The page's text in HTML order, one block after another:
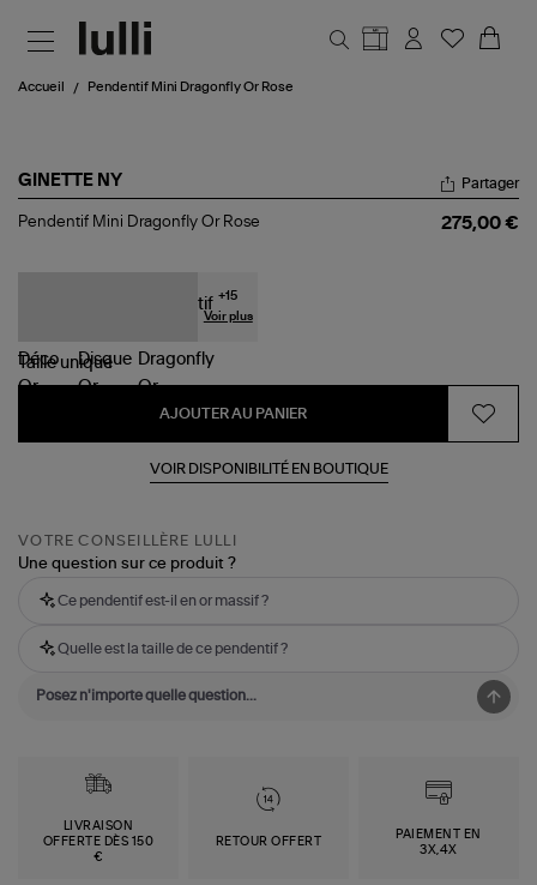
Accueil Pendentif Mini Dragonfly Or Rose
GINETTE NY
Pendentif
Partager
Pendentif Mini Dragonfly Or Rose 275,00 €
+15
Voir plus
Tailleunique
AJOUTER AU PANIER
VOIR DISPONIBILITÉ EN BOUTIQUE
VOTRE CONSEILLÈRE LULLI
Une question sur ce produit ?
Ce pendentif est-il en or massif ?
Quelle est la taille de ce pendentif ?
LIVRAISON
OFFERTE DÈS 150
€
RETOUR OFFERT
PAIEMENT EN
3X,4X